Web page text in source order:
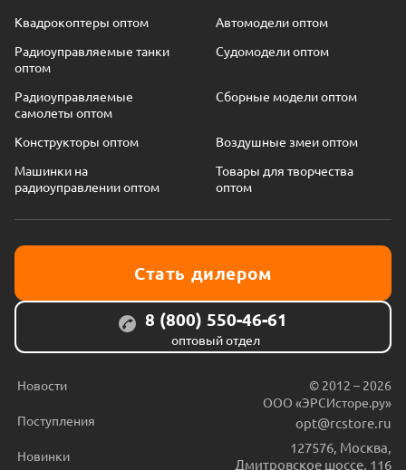
Квадрокоптеры оптом
Автомодели оптом
Радиоуправляемые танки
оптом
Судомодели оптом
Радиоуправляемые
самолеты оптом
Сборные модели оптом
Конструкторы оптом
Воздушные змеи оптом
Машинки на
радиоуправлении оптом
Товары для творчества
оптом
Стать дилером
8 (800) 550-46-61
оптовый отдел
Новости
Поступления
Новинки
© 2012 – 2026
ООО «ЭРСИсторе.ру»
opt@rcstore.ru
127576, Москва,
Дмитровское шоссе, 116